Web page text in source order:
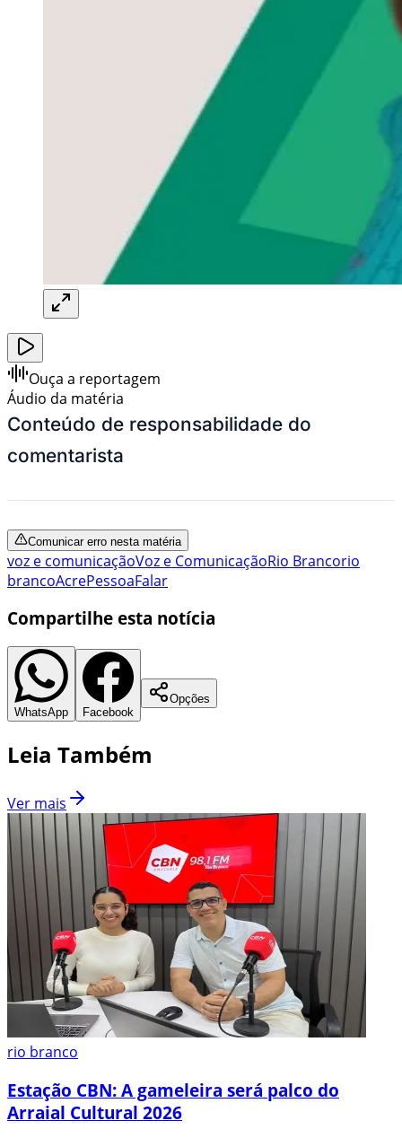
Ouça a reportagem
Áudio da matéria
Conteúdo de responsabilidade do
comentarista
Comunicar erro nesta matéria
voz e comunicaçãoVoz e ComunicaçãoRio Brancorio
brancoAcrePessoaFalar
Compartilhe esta notícia
WhatsApp Facebook
Opções
Leia Também
Ver mais
rio branco
Estação CBN: A gameleira será palco do
Arraial Cultural 2026